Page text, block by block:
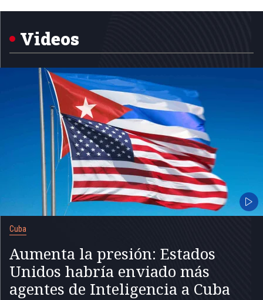
1
Videos
Cuba
Aumenta la presión: Estados
Unidos habría enviado más
agentes de Inteligencia a Cuba